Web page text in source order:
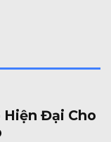
Hiện Đại Cho